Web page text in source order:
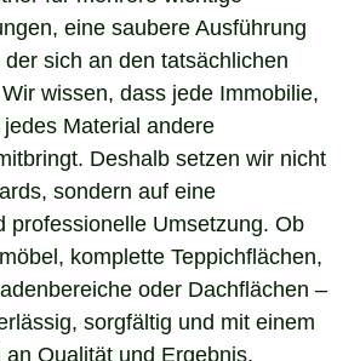
eine saubere Ausführung
der sich an den tatsächlichen
wissen, dass jede Immobilie,
Material andere
Deshalb setzen wir nicht
sondern auf eine
professionelle Umsetzung. Ob
komplette Teppichflächen,
oder Dachflächen –
sorgfältig und mit einem
Qualität und Ergebnis.